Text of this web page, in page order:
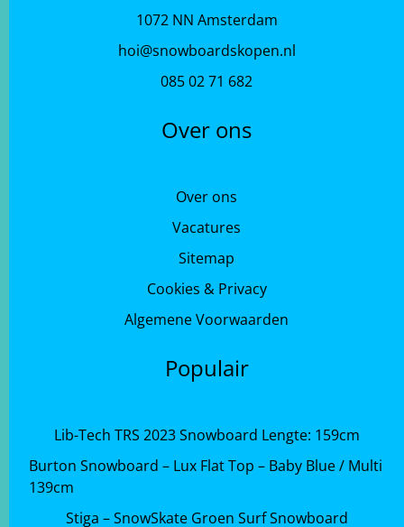
1072 NN Amsterdam
hoi@snowboardskopen.nl
085 02 71 682
Over ons
Over ons
Vacatures
Sitemap
Cookies & Privacy
Algemene Voorwaarden
Populair
Lib-Tech TRS 2023 Snowboard Lengte: 159cm
Burton Snowboard – Lux Flat Top – Baby Blue / Multi
139cm
Stiga – SnowSkate Groen Surf Snowboard